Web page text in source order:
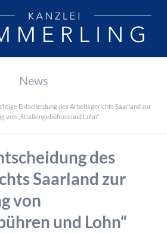
News
Entscheidung des Arbeitsgerichts Saarland zur
von „Studiengebühren und Lohn“
des
Saarland zur
von
und Lohn“